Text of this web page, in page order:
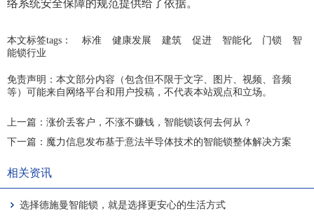
络系统安全保障的规范提供给了依据。
本文标签tags： 标准 健康发展 建筑 促进 智能化 门锁
智
能锁行业
免责声明：本文部分内容（包含但不限于文字、图片、视频、音频
等）可能来自网络平台和用户投稿，不代表本站观点和立场。
上一篇： 涨价丢客户，不涨不赚钱，智能锁该何去何从？
下一篇： 魔力信息发布基于意法半导体技术的智能锁整体解决方案
相关资讯
选择德施曼智能锁，就是选择更安心的生活方式